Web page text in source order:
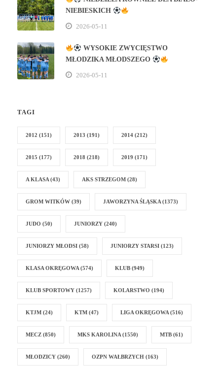
NIEBIESKICH
2026-05-11
WYSOKIE ZWYCIĘSTWO
MŁODZIKA MŁODSZEGO
2026-05-11
TAGI
2012 (151) 2013 (191) 2014 (212)
2015 (177) 2018 (218) 2019 (171)
A KLASA (43) AKS STRZEGOM (28)
GROM WITKÓW (39) JAWORZYNA ŚLĄSKA (1373)
JUDO (50) JUNIORZY (240)
JUNIORZY MŁODSI (58) JUNIORZY STARSI (123)
KLASA OKRĘGOWA (574) KLUB (949)
KLUB SPORTOWY (1257) KOLARSTWO (194)
KTJM (24) KTM (47) LIGA OKRĘGOWA (516)
MECZ (850) MKS KAROLINA (1550) MTB (61)
MŁODZICY (260) OZPN WAŁBRZYCH (163)